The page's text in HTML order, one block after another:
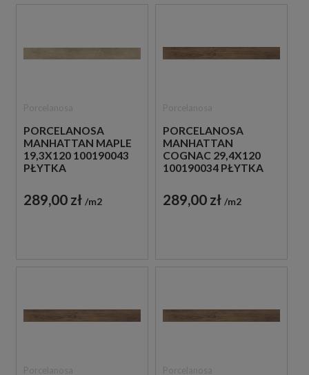
PORCELANOSA
MANHATTAN MAPLE
19,3X120 100190043
PŁYTKA
289,00 zł m2
PORCELANOSA
MANHATTAN
COGNAC 29,4X120
100190034 PŁYTKA
289,00 zł m2